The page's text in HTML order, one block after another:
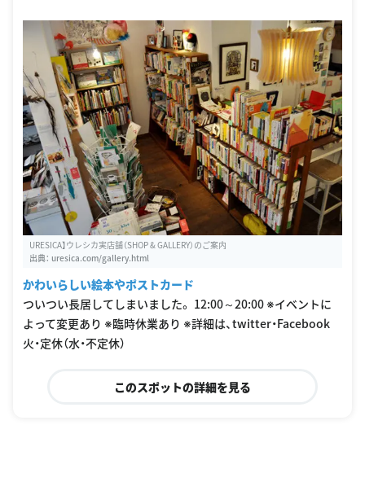
URESICA】ウレシカ実店舗（SHOP & GALLERY）のご案内
出典： uresica.com/gallery.html
かわいらしい絵本やポストカード
ついつい長居してしまいました。 12:00～20:00 ※イベントに
よって変更あり ※臨時休業あり ※詳細は、twitter・Facebook
火・定休（水・不定休）
このスポットの詳細を見る